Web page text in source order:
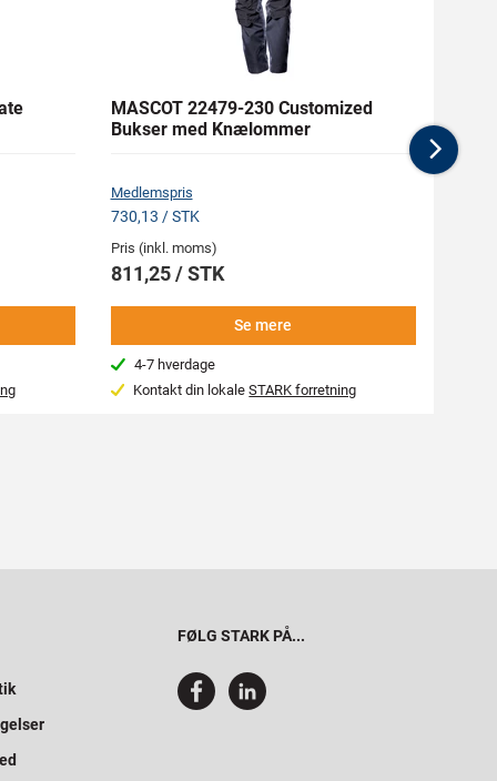
MASCOT 22479-230 Customized
Bukser med Knælommer
Medlemspris
730,13 / STK
Pris (inkl. moms)
811,25 / STK
Se mere
4-7 hverdage
Kontakt din lokaleSTARK forretning
FØLG STARK PÅ...